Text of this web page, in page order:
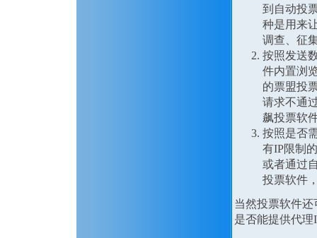
到自动投
种是用来
调查、征
按照发送
件内置浏
的票盟投
请求不通
飙投票软
按照是否
有IP限制
或者通过
投票软件
当然投票软件
是否能提供代